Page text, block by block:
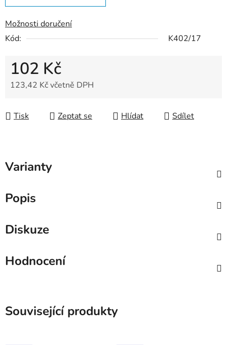
Možnosti doručení
Kód:
K402/17
102 Kč
123,42 Kč včetně DPH
Tisk
Zeptat se Hlídat Sdílet
Varianty
Popis
Diskuze
Hodnocení
Související produkty